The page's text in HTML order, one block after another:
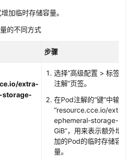
加临时存储容量。
的不同方式
步骤
extra-
storage-
选择“高级配置 > 标签与
注解”页签。
在Pod注解的“键”中输入
“resource.cce.io/extra-
ephemeral-storage-in-
GiB”，用来表示额外增
加的Pod的临时存储容
量。